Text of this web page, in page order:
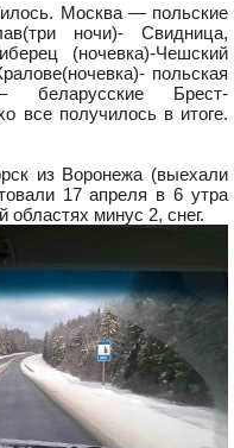
Москва — польские
ночи)- Свидница,
(ночевка)-Чешский
польская
Брест-
все получилось в итоге.
из Воронежа (выехали
17 апреля в 6 утра
минус 2, снег.